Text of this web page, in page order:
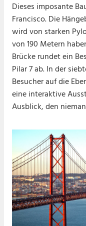
Dieses imposante
Francisco. Die
wird von starken
von 190 Metern
Brücke rundet ein
Pilar 7 ab. In der
Besucher auf die
eine interaktive
Ausblick, den